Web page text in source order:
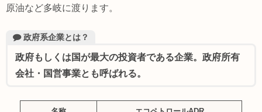
原油など多岐に渡ります。
政府系企業とは？
政府もしくは国が最大の投資者である企業。政府所有
会社・国営事業とも呼ばれる。